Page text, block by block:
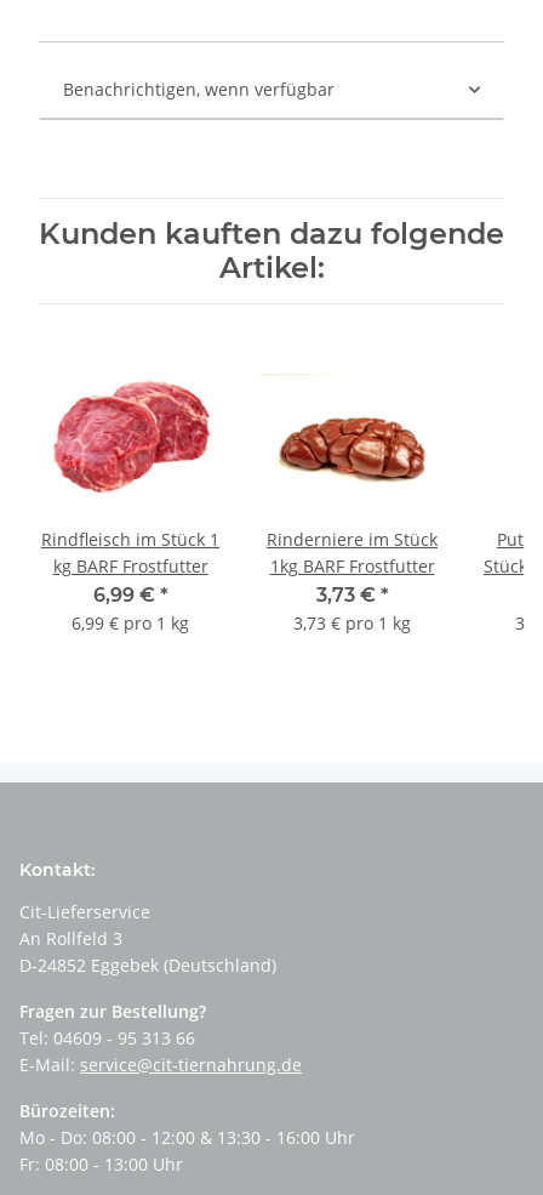
Benachrichtigen, wenn verfügbar
Kunden kauften dazu folgende
Artikel:
Rindfleisch im Stück 1
kg BARF Frostfutter
6,99 € *
6,99 € pro 1 kg
Rinderniere im Stück
1kg BARF Frostfutter
3,73 € *
3,73 € pro 1 kg
Stück
Kontakt:
Cit-Lieferservice
An Rollfeld 3
D-24852 Eggebek (Deutschland)
Fragen zur Bestellung?
Tel: 04609 - 95 313 66
E-Mail: service@cit-tiernahrung.de
Bürozeiten:
Mo - Do: 08:00 - 12:00 & 13:30 - 16:00 Uhr
Fr: 08:00 - 13:00 Uhr